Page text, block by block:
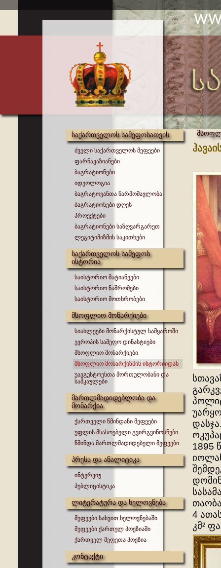
საქართველოს სამეფოსათვის
ძველი საქართველოს მეფეები
ფარნავაზიანები
ბაგრატიონები
იდეოლოგია
ბაგრატოვანთა წარმომავლობა
ბაგრატიონები დღეს
პროექტები
ბაგრატიონები საზღვარგარეთ
ლეგიტიმიზმის საკითხები
საქართველოს სამეფოს
ისტორია
საისტორიო მატიანეები
საისტორიო ნაშრომები
საისტორიო მოთხრობები
მსოფლიო მონარქიები
სიახლეები მონარქისტულ სამყაროში
ევროპის სამეფო დინასტიები
მსოფლიო მონარქიები
მსოფლიო მონარქიზმის ისტორიიდან
უავგუსტოესთა მორთულობანი და
სამკაულები
მართლმადიდებლობა და
მონარქია
ქართველი წმინდანი მეფეები
უფლის მსასოებელი გვირგვინოსნები
წმინდა მართლმადიდებელი მეფეები
პრესა და ანალიტიკა
ინტერვიუ
პუბლიცისტიკა
ლიტერატურა და ხელოვნება
მეფეები სახვით ხელოვნებაში
მეფეები ქართულ პოეზიაში
ქართველ მეფეთა პოეზია
კონტაქტი
1895
4
კმ²